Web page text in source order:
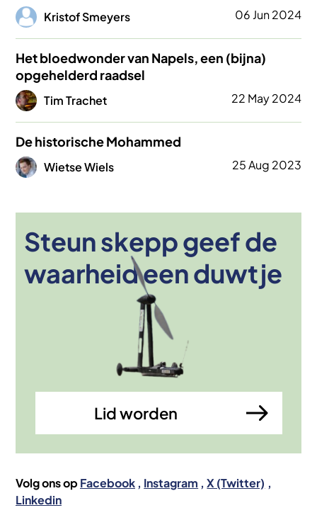
Afbeelding
Kristof Smeyers 06 Jun 2024
Het bloedwonder van Napels, een (bijna)
opgehelderd raadsel
Afbeelding
Tim Trachet 22 May 2024
De historische Mohammed
Afbeelding
Wietse Wiels 25 Aug 2023
Steun skepp geef de
waarheid een duwtje
Lid worden
Afbeelding
Volg ons op Facebook Instagram
X (Twitter)
Linkedin